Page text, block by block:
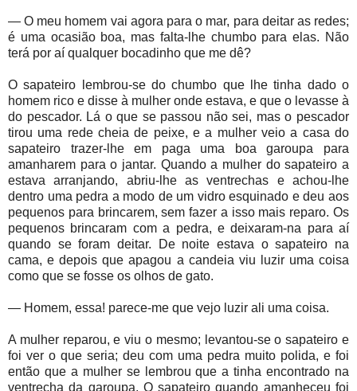
— O meu homem vai agora para o mar, para deitar as redes;
é uma ocasião boa, mas falta-lhe chumbo para elas. Não
terá por aí qualquer bocadinho que me dê?
O sapateiro lembrou-se do chumbo que lhe tinha dado o
homem rico e disse à mulher onde estava, e que o levasse à
do pescador. Lá o que se passou não sei, mas o pescador
tirou uma rede cheia de peixe, e a mulher veio a casa do
sapateiro trazer-lhe em paga uma boa garoupa para
amanharem para o jantar. Quando a mulher do sapateiro a
estava arranjando, abriu-lhe as ventrechas e achou-lhe
dentro uma pedra a modo de um vidro esquinado e deu aos
pequenos para brincarem, sem fazer a isso mais reparo. Os
pequenos brincaram com a pedra, e deixaram-na para aí
quando se foram deitar. De noite estava o sapateiro na
cama, e depois que apagou a candeia viu luzir uma coisa
como que se fosse os olhos de gato.
— Homem, essa! parece-me que vejo luzir ali uma coisa.
A mulher reparou, e viu o mesmo; levantou-se o sapateiro e
foi ver o que seria; deu com uma pedra muito polida, e foi
então que a mulher se lembrou que a tinha encontrado na
ventrecha da garoupa. O sapateiro quando amanheceu foi